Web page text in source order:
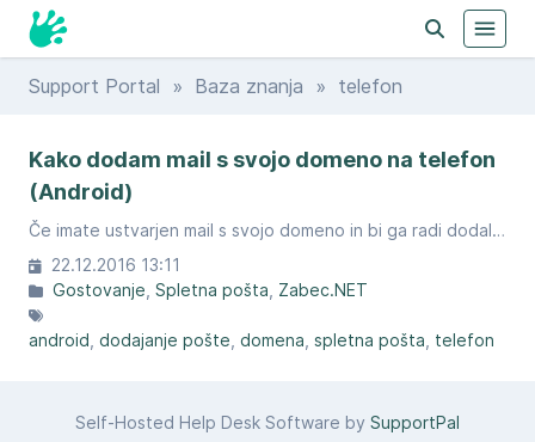
Support Portal » Baza znanja » telefon
Kako dodam mail s svojo domeno na telefon
(Android)
Če imate ustvarjen mail s svojo domeno in bi ga radi dodali na telefon, sledite navodilom.
22.12.2016 13:11
Gostovanje Spletna pošta Zabec.NET
android dodajanje pošte domena spletna pošta telefon
Self-Hosted Help Desk Software by SupportPal